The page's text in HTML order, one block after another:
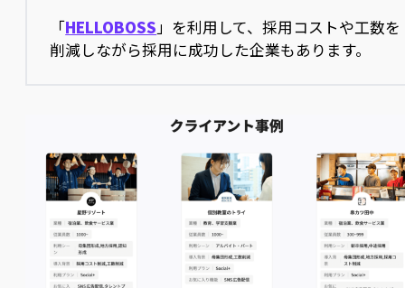
「HELLOBOSS 」を利用して、採用コストや工数を
削減しながら採用に成功した企業もあります。